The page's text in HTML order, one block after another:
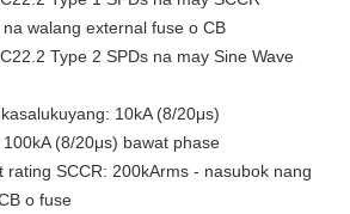
walang external fuse o CB
Type 2 SPDs na may Sine Wave
10kA (8/20μs)
(8/20μs) bawat phase
rating SCCR: 200kArms - nasubok nang
o fuse